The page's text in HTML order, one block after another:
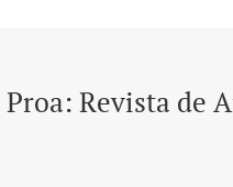
Proa: Revista de